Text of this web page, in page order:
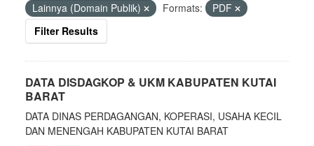
Lainnya (Domain Publik)
Formats:
PDF
Filter Results
DATA DISDAGKOP & UKM KABUPATEN KUTAI
BARAT
DATA DINAS PERDAGANGAN, KOPERASI, USAHA KECIL
DAN MENENGAH KABUPATEN KUTAI BARAT